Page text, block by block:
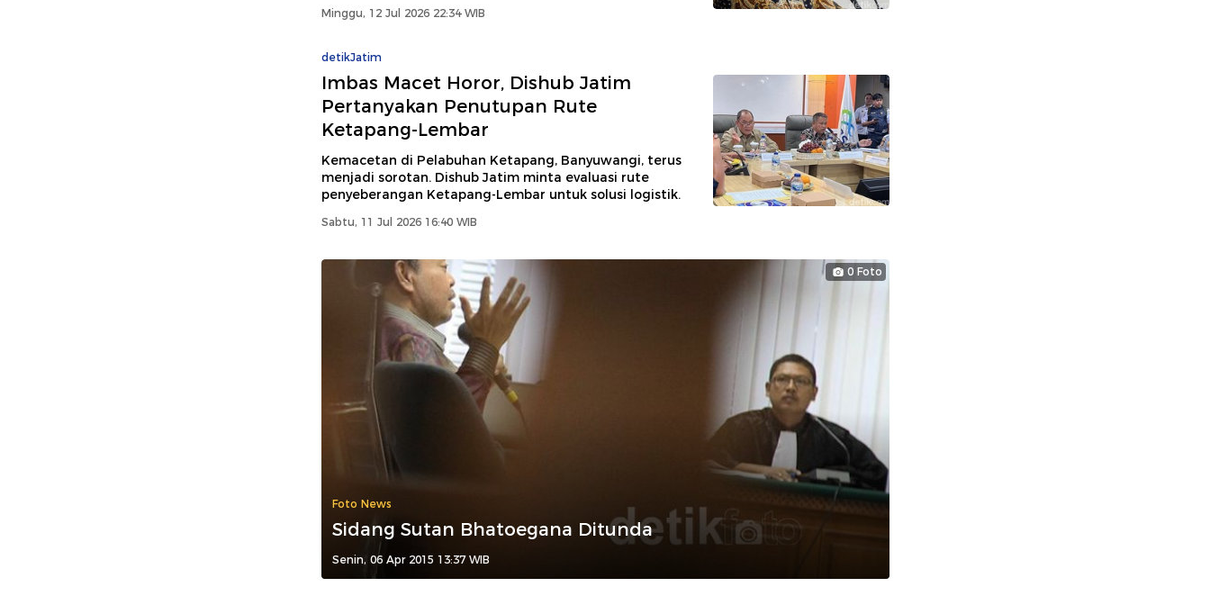
Minggu, 12 Jul 2026 22:34 WIB
detikJatim
Imbas Macet Horor, Dishub Jatim
Pertanyakan Penutupan Rute
Ketapang-Lembar
Kemacetan di Pelabuhan Ketapang, Banyuwangi, terus
menjadi sorotan. Dishub Jatim minta evaluasi rute
penyeberangan Ketapang-Lembar untuk solusi logistik.
Sabtu, 11 Jul 2026 16:40 WIB
0 Foto
Foto News
Sidang Sutan Bhatoegana Ditunda
Senin, 06 Apr 2015 13:37 WIB